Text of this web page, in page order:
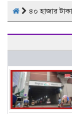
৪০ হাজার